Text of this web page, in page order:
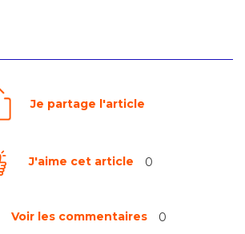
Je partage l'article
J'aime cet article 0
Voir les commentaires 0